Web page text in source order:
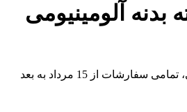
10 حالته بدنه آلومینیومی
قابل توجه خریداران گرامی، تمامی سفارشات از 15 مرداد به بعد